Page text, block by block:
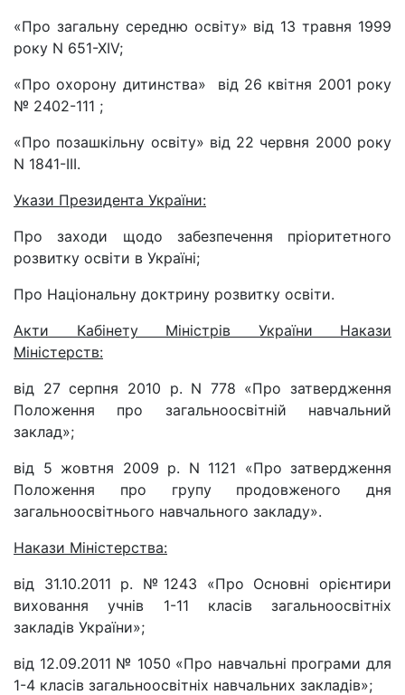
«Про загальну середню освіту» від 13 травня 1999
року N 651-XIV;
«Про охорону дитинства» від 26 квітня 2001 року
№ 2402-111 ;
«Про позашкільну освіту» від 22 червня 2000 року
N 1841-III.
Укази Президента України:
Про заходи щодо забезпечення пріоритетного
розвитку освіти в Україні;
Про Національну доктрину розвитку освіти.
Акти Кабінету Міністрів України Накази
Міністерств:
від 27 серпня 2010 р. N 778 «Про затвердження
Положення про загальноосвітній навчальний
заклад»;
від 5 жовтня 2009 р. N 1121 «Про затвердження
Положення про групу продовженого дня
загальноосвітнього навчального закладу».
Накази Міністерства:
від 31.10.2011 р. №1243 «Про Основні орієнтири
виховання учнів 1-11 класів загальноосвітніх
закладів України»;
від 12.09.2011 № 1050 «Про навчальні програми для
1-4 класів загальноосвітніх навчальних закладів»;